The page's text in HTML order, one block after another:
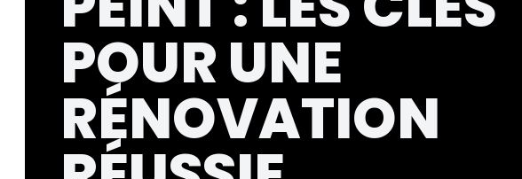
POUR UNE
RÉNOVATION